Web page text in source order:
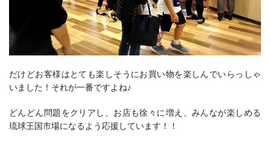
だけどお客様はとても楽しそうにお買い物を楽しんでいらっしゃ
いました！それが一番ですよね♪
どんどん問題をクリアし、お店も徐々に増え、みんなが楽しめる
琉球王国市場になるよう応援しています！！